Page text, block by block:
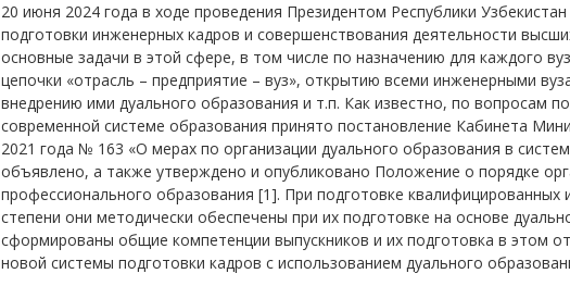
20 июня 2024 года в ходе проведения Президентом Республики
подготовки инженерных кадров и совершенствования деятельности
основные задачи в этой сфере, в том числе по назначению для каждого
цепочки «отрасль – предприятие – вуз», открытию всеми инженерными
внедрению ими дуального образования и т.п. Как известно, по вопросам
современной системе образования принято постановление Кабинета
2021 года № 163 «О мерах по организации дуального образования в
объявлено, а также утверждено и опубликовано Положение о порядке
профессионального образования [1]. При подготовке
степени они методически обеспечены при их подготовке на основе
сформированы общие компетенции выпускников и их подготовка в этом
новой системы подготовки кадров с использованием дуального